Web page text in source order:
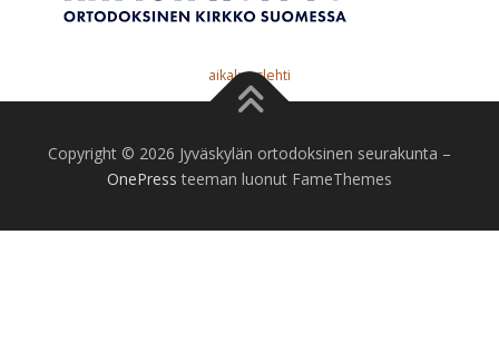
aikakauslehti
Copyright © 2026 Jyväskylän ortodoksinen seurakunta –
OnePress teeman luonut FameThemes